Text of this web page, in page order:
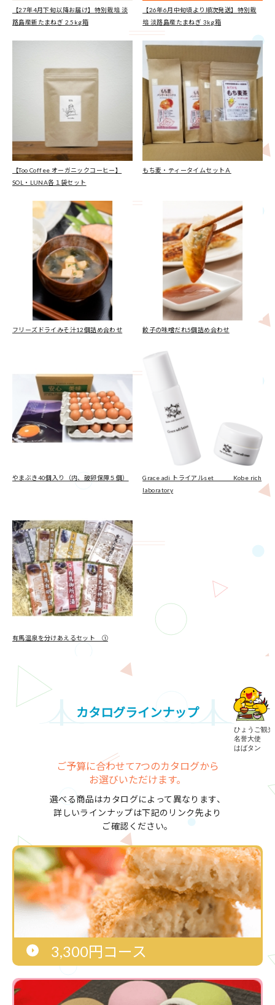
【27年4月下旬以降お届け】特別栽培 淡
路島産新たまねぎ 2.5kg箱
【26年6月中旬頃より順次発送】特別栽
培 淡路島産たまねぎ 3kg箱
【Too Coffee オーガニックコーヒー】
SOL・LUNA各１袋セット
もち麦・ティータイムセットＡ
フリーズドライみそ汁12個詰め合わせ 餃子の味噌だれ5個詰め合わせ
やまぶき40個入り（内、破卵保障５個）
Grace adi トライアルset Kobe rich
laboratory
有馬温泉を分けあえるセット ①
カタログラインナップ
ご予算に合わせて7つのカタログから
お選びいただけます。
選べる商品はカタログによって異なります、
詳しいラインナップは下記のリンク先より
ご確認ください。
3,300円コース